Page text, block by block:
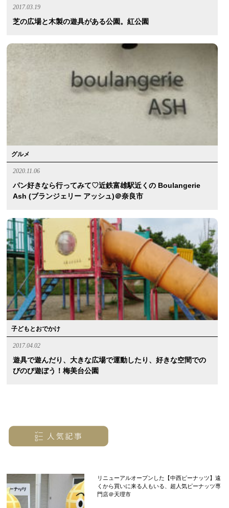
2017.03.19
芝の広場と木製の遊具がある公園。紅公園
グルメ
2020.11.06
パン好きなら行ってみて♡近鉄富雄駅近くの Boulangerie
Ash (ブランジェリー アッシュ)＠奈良市
子どもとおでかけ
2017.04.02
遊具で遊んだり、大きな広場で運動したり、好きな空間での
びのび遊ぼう！梅美台公園
リニューアルオープンした【中西ピーナッツ】遠
くから買いに来る人もいる、超人気ピーナッツ専
門店＠天理市